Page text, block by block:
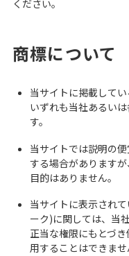
ください。
商標について
当サイトに掲載して
いずれも当社あるい
す。
当サイトでは説明の
する場合があります
目的はありません。
当サイトに表示され
ーク)に関しては、当
正当な権限にもとづ
用することはできませ